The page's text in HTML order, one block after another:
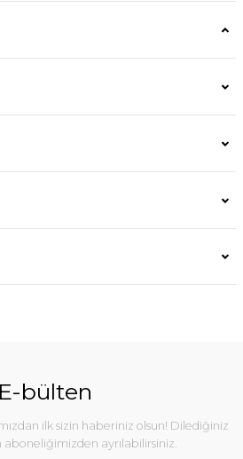
E-bülten
ilk sizin haberiniz olsun! Dilediğiniz
ayrılabilirsiniz.